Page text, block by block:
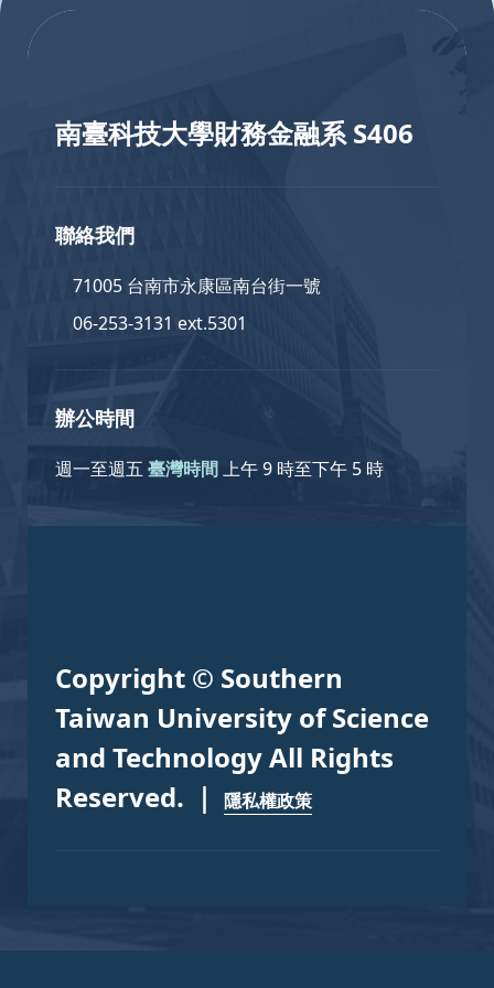
南臺科技大學財務金融系 S406
聯絡我們
71005 台南市永康區南台街一號
06-253-3131 ext.5301
辦公時間
週一至週五 臺灣時間上午 9 時至下午 5 時
Copyright © Southern
Taiwan University of Science
and Technology All Rights
Reserved. ｜
隱私權政策